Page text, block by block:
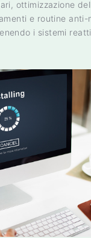
ottimizzazione
e routine anti-
i sistemi